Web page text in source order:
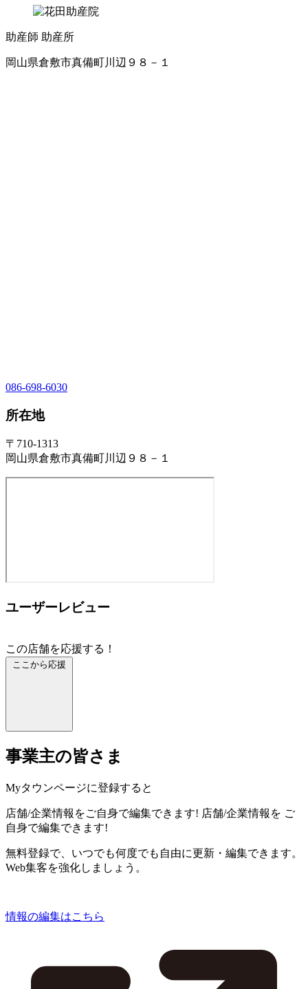
助産師 助産所
岡山県倉敷市真備町川辺９８－１
086-698-6030
所在地
〒710-1313
岡山県倉敷市真備町川辺９８－１
ユーザーレビュー
この店舗を応援する！
ここから応援
事業主の皆さま
Myタウンページに登録すると
店舗/企業情報をご自身で編集できます! 店舗/企業情報を ご
自身で編集できます!
無料登録で、いつでも何度でも自由に更新・編集できます。
Web集客を強化しましょう。
情報の編集はこちら